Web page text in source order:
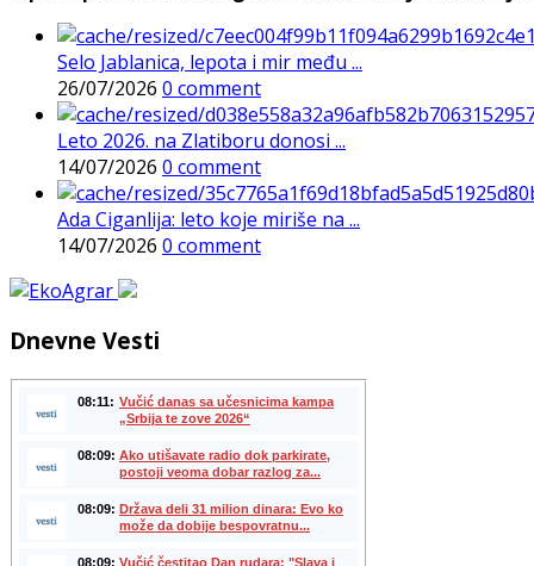
Selo Jablanica, lepota i mir među ...
26/07/2026 0 comment
Leto 2026. na Zlatiboru donosi ...
14/07/2026 0 comment
Ada Ciganlija: leto koje miriše na ...
14/07/2026 0 comment
Dnevne Vesti